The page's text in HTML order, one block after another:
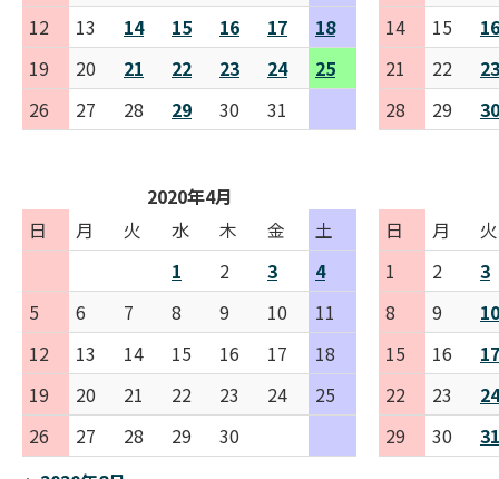
12
13 14 15 16 17
18
19
20 21 22 23 24
25
26
27 28 29 30 31
14
15
16
21
22
23
28
29 30
2020年4月
日
月 火 水 木 金
土
1
2 3
4
5
6 7 8 9 10
11
12
13 14 15 16 17
18
19
20 21 22 23 24
25
26
27 28 29 30
日 月
火
1
2
3
8
9
10
15
16
17
22
23
24
29
30
31